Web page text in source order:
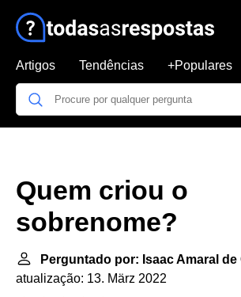
Artigos Tendências +Populares
Quem criou o
sobrenome?
Perguntado por: Isaac Amaral de
atualização: 13. März 2022